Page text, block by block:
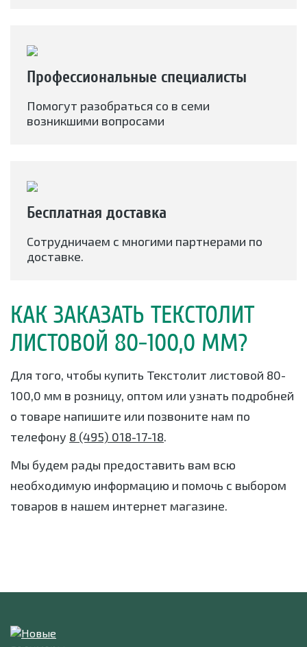
Профессиональные специалисты
Помогут разобраться со в семи
возникшими вопросами
Бесплатная доставка
Сотрудничаем с многими партнерами по
доставке.
КАК ЗАКАЗАТЬ ТЕКСТОЛИТ
ЛИСТОВОЙ 80-100,0 ММ?
Для того, чтобы купить Текстолит листовой 80-
100,0 мм в розницу, оптом или узнать подробней
о товаре напишите или позвоните нам по
телефону 8 (495) 018-17-18.
Мы будем рады предоставить вам всю
необходимую информацию и помочь с выбором
товаров в нашем интернет магазине.